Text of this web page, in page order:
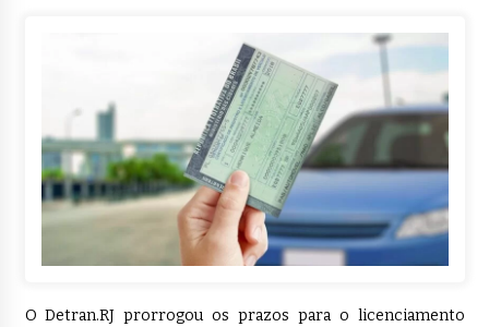
O Detran.RJ prorrogou os prazos para o licenciamento